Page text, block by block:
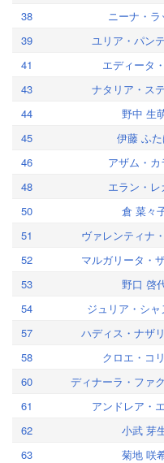
38
ニーナ・ラ
39
ユリア・パン
41
エディータ
43
ナタリア・ス
44
野中 生
45
伊藤 ふ
46
アザム・カ
48
エラン・レ
50
倉 菜々
51
ヴァレンティナ
52
マルガリータ・
53
野口 啓
54
ジュリア・シャ
57
ハディス・ナザ
58
クロエ・コ
60
ディナーラ・ファ
61
アンドレア・
62
小武 芽
63
菊地 咲